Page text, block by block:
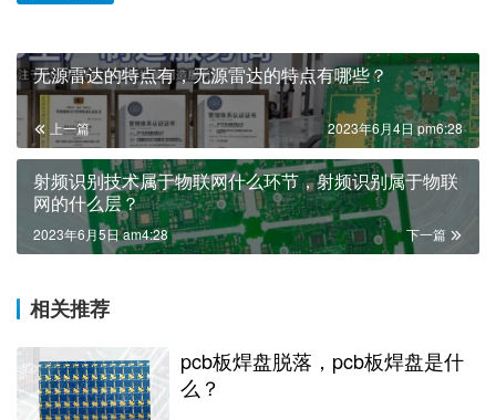
无源雷达的特点有，无源雷达的特点有哪些？
上一篇 2023年6月4日 pm6:28
射频识别技术属于物联网什么环节，射频识别属于物联
网的什么层？
下一篇
2023年6月5日 am4:28
相关推荐
pcb板焊盘脱落，pcb板焊盘是什
么？